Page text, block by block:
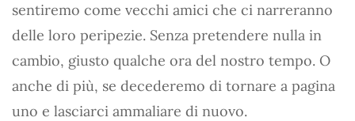
sentiremo come vecchi amici che ci narreranno
delle loro peripezie. Senza pretendere nulla in
cambio, giusto qualche ora del nostro tempo. O
anche di più, se decederemo di tornare a pagina
uno e lasciarci ammaliare di nuovo.